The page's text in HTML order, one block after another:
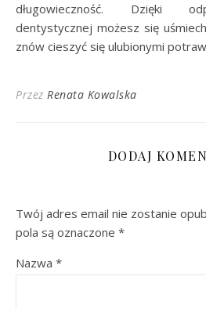
długowieczność. Dzięki
dentystycznej możesz się
znów cieszyć się ulubionymi
Przez Renata Kowalska
DODAJ
Twój adres email nie zostanie
pola są oznaczone *
Nazwa *